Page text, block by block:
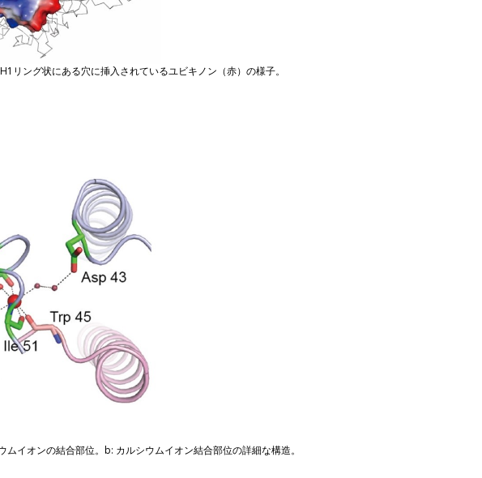
リング状にある穴に挿入されているユビキノン（赤）の様子。
イオンの結合部位。b: カルシウムイオン結合部位の詳細な構造。